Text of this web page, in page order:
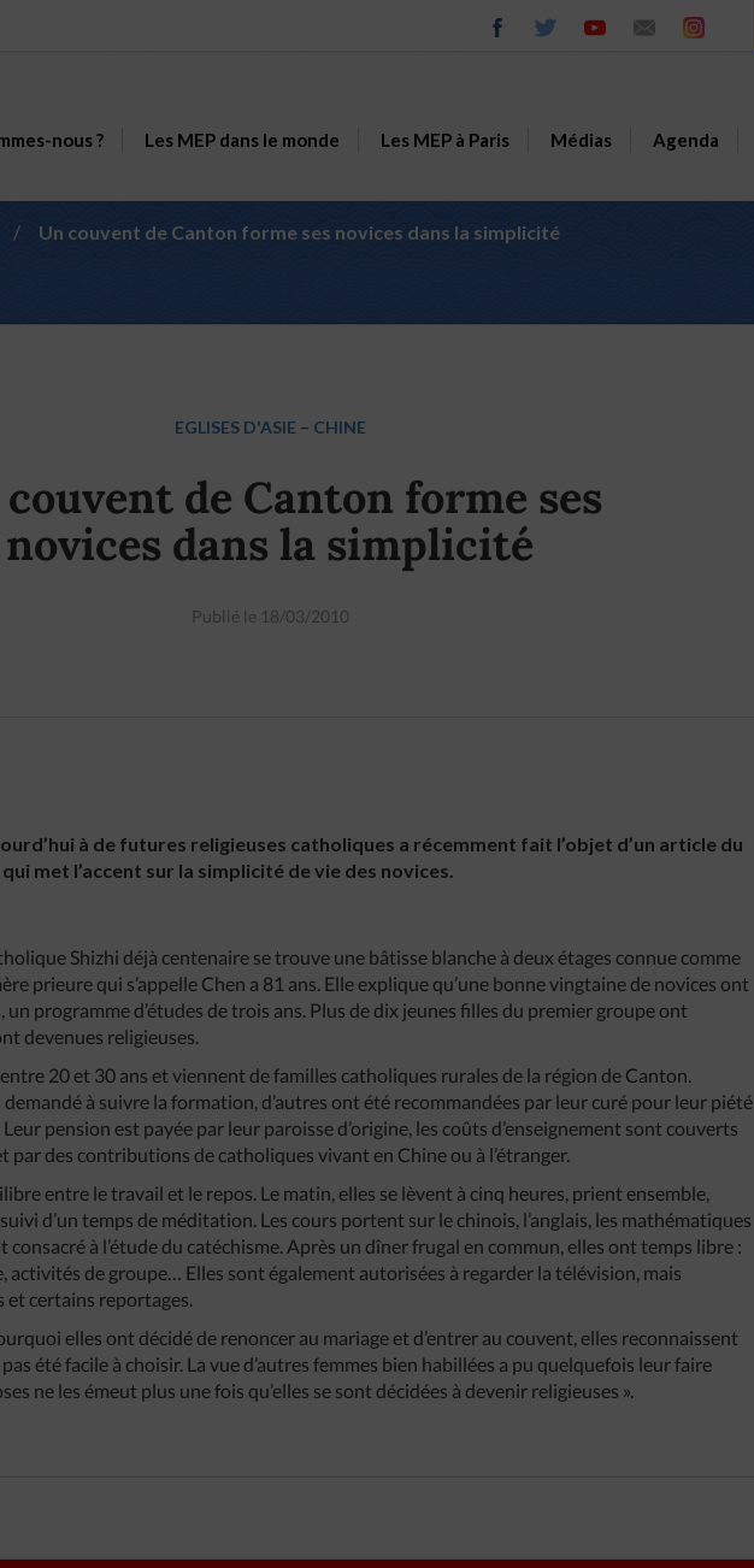
nous ? Les MEP dans le monde Les MEP à Paris Médias Agenda
/ Un couvent de Canton forme ses novices dans la simplicité
EGLISES D'ASIE – CHINE
de Canton forme ses
novices dans la simplicité
Publié le 18/03/2010
à de futures religieuses catholiques a récemment fait l’objet d’un article du
met l’accent sur la simplicité de vie des novices.
Shizhi déjà centenaire se trouve une bâtisse blanche à deux étages connue comme
prieure qui s’appelle Chen a 81 ans. Elle explique qu’une bonne vingtaine de novices ont
un programme d’études de trois ans. Plus de dix jeunes filles du premier groupe ont
devenues religieuses.
20 et 30 ans et viennent de familles catholiques rurales de la région de Canton.
à suivre la formation, d’autres ont été recommandées par leur curé pour leur piété
pension est payée par leur paroisse d’origine, les coûts d’enseignement sont couverts
par des contributions de catholiques vivant en Chine ou à l’étranger.
entre le travail et le repos. Le matin, elles se lèvent à cinq heures, prient ensemble,
d’un temps de méditation. Les cours portent sur le chinois, l’anglais, les mathématiques
consacré à l’étude du catéchisme. Après un dîner frugal en commun, elles ont temps libre :
activités de groupe… Elles sont également autorisées à regarder la télévision, mais
certains reportages.
elles ont décidé de renoncer au mariage et d’entrer au couvent, elles reconnaissent
été facile à choisir. La vue d’autres femmes bien habillées a pu quelquefois leur faire
ne les émeut plus une fois qu’elles se sont décidées à devenir religieuses ».